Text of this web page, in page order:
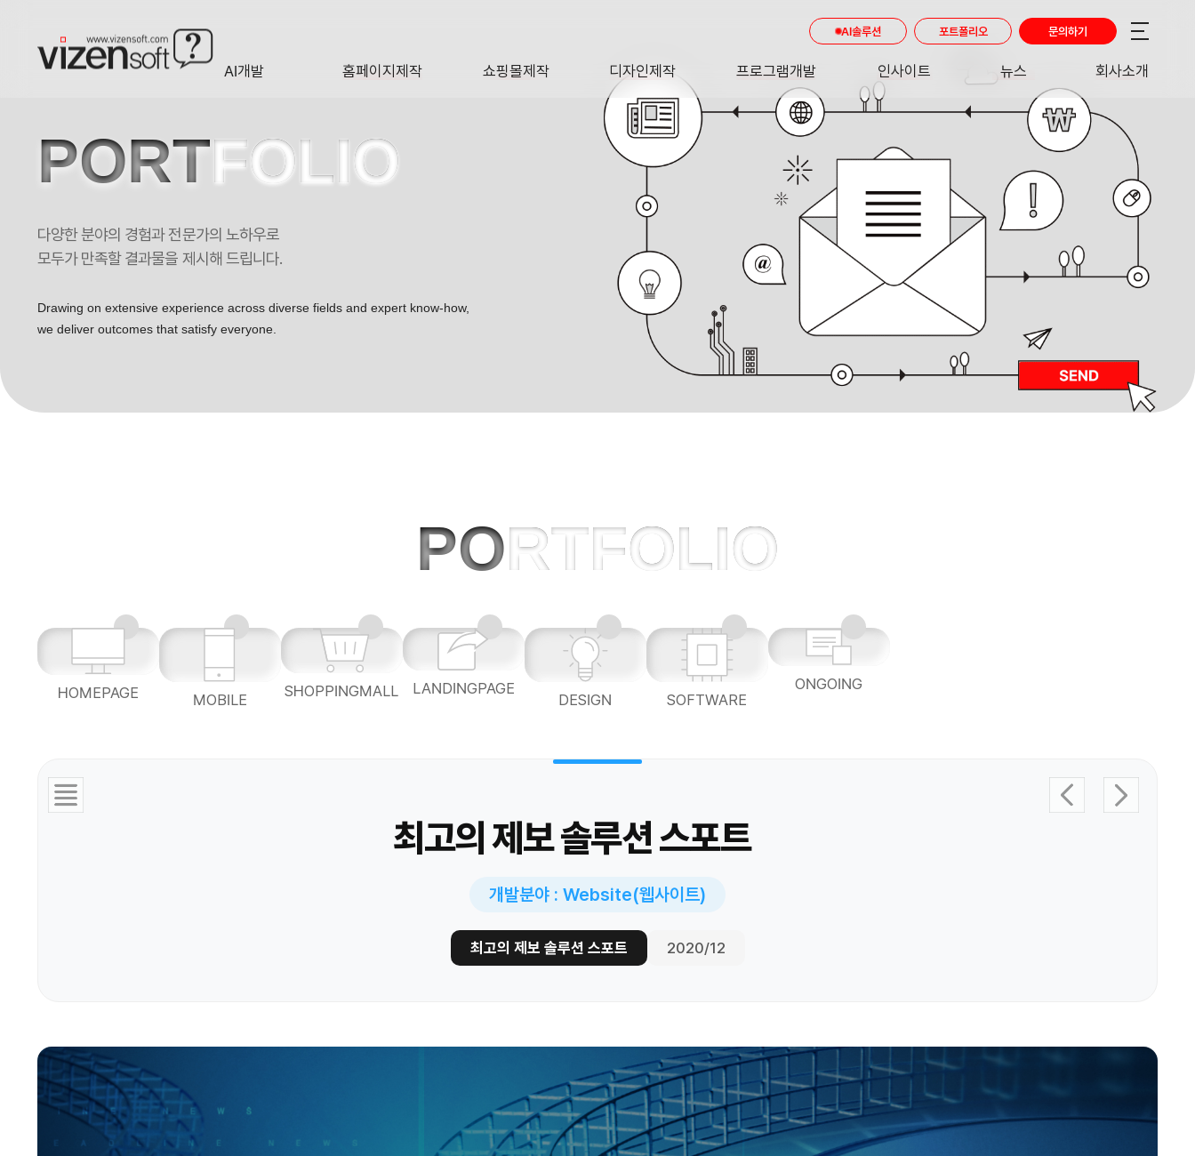
AI개발 홈페이지제작 쇼핑몰제작 디자인제작
DESIGN
프로그램개발
SOFTWARE
인사이트
INSIGHT
뉴스
NEWS
회사소개
AI솔루션 포트폴리오 문의하기
최고의 제보 솔루션 스포트 포트폴리오
PORTFOLIO
다양한 분야의 경험과 전문가의 노하우로
모두가 만족할 결과물을 제시해 드립니다.
Drawing on extensive experience across diverse fields and expert know-how,
we deliver outcomes that satisfy everyone.
PORTFOLIO
HOMEPAGE MOBILE SHOPPINGMALL LANDINGPAGE
DESIGN SOFTWARE
ONGOING
최고의 제보 솔루션 스포트
개발분야 : Website(웹사이트)
최고의 제보 솔루션 스포트 2020/12